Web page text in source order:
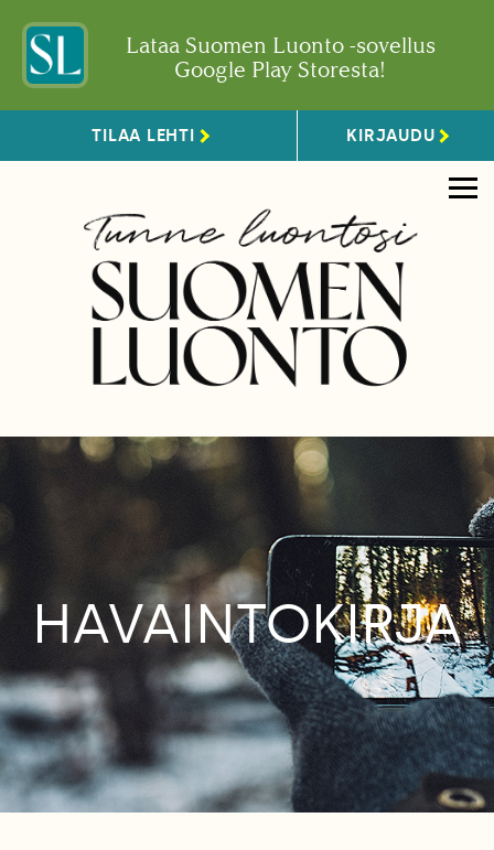
Lataa Suomen Luonto -sovellus
Google Play Storesta!
TILAA LEHTI KIRJAUDU
HAVAINTOKIRJA